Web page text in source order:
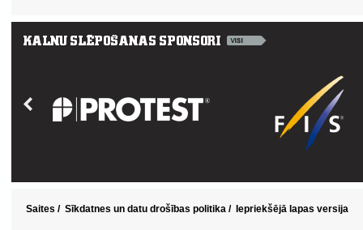
Saites / Sīkdatnes un datu drošības politika / Iepriekšējā lapas versija